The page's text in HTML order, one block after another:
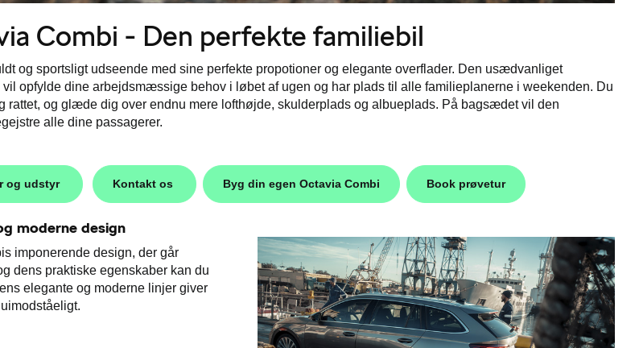
Combi - Den perfekte familiebil
og sportsligt udseende med sine perfekte propotioner og elegante overflader. Den usædvanliget
opfylde dine arbejdsmæssige behov i løbet af ugen og har plads til alle familieplanerne i weekenden. Du
rattet, og glæde dig over endnu mere lofthøjde, skulderplads og albueplads. På bagsædet vil den
alle dine passagerer.
og udstyr Kontakt os Byg din egen Octavia Combi Book prøvetur
moderne design
imponerende design, der går
dens praktiske egenskaber kan du
elegante og moderne linjer giver